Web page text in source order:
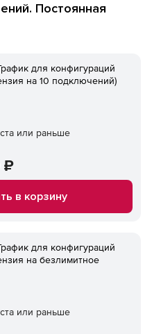
Постоянная
для конфигураций
на 10 подключений)
или раньше
₽
в корзину
для конфигураций
на безлимитное
или раньше